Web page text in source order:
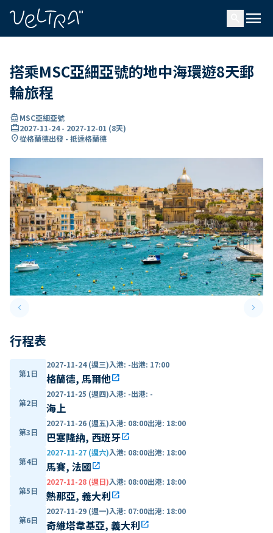
menu
搭乘MSC亞細亞號的地中海環遊8天郵
輪旅程
directions_boatMSC亞細亞號
card_travel2027-11-24- 2027-12-01 (8天)
location_on從格蘭德出發 - 抵達格蘭德
keyboard_arrow_leftPrevious slide keyboard_arrow_right
行程表
第1日
2027-11-24 (週三)入港: -出港: 17:00
格蘭德, 馬爾他open_in_new
第2日
2027-11-25 (週四)入港: -出港: -
海上
第3日
2027-11-26 (週五)入港: 08:00出港: 18:00
巴塞隆納, 西班牙open_in_new
第4日
2027-11-27 (週六)入港: 08:00出港: 18:00
馬賽, 法國open_in_new
第5日
2027-11-28 (週日)入港: 08:00出港: 18:00
熱那亞, 義大利open_in_new
第6日
2027-11-29 (週一)入港: 07:00出港: 18:00
奇維塔韋基亞, 義大利open_in_new